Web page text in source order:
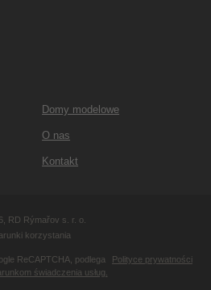
Domy modelowe
O nas
Kontakt
RD Rýmařov s. r. o.
korzystania
ReCAPTCHA, podlega
Polityce prywatności
świadczenia usług.